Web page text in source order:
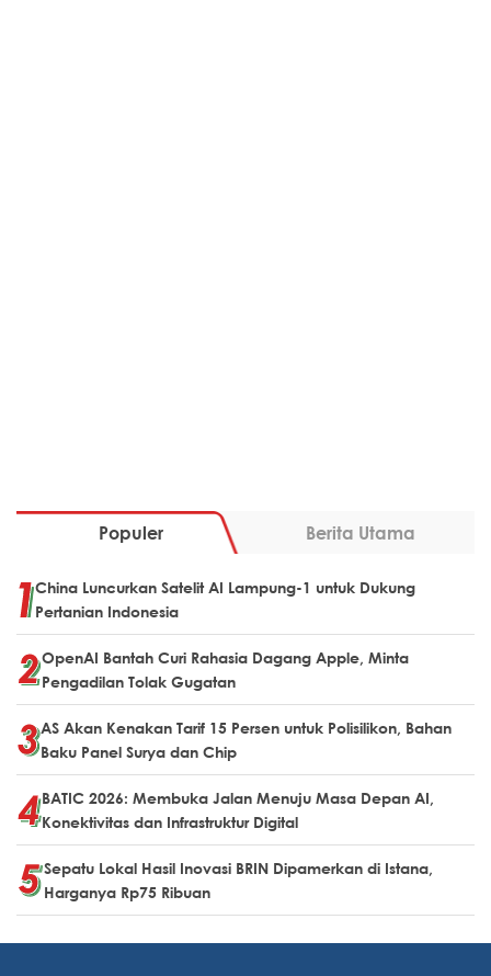
Populer Berita Utama
China Luncurkan Satelit AI Lampung-1 untuk Dukung
Pertanian Indonesia
OpenAI Bantah Curi Rahasia Dagang Apple, Minta
Pengadilan Tolak Gugatan
AS Akan Kenakan Tarif 15 Persen untuk Polisilikon, Bahan
Baku Panel Surya dan Chip
BATIC 2026: Membuka Jalan Menuju Masa Depan AI,
Konektivitas dan Infrastruktur Digital
Sepatu Lokal Hasil Inovasi BRIN Dipamerkan di Istana,
Harganya Rp75 Ribuan